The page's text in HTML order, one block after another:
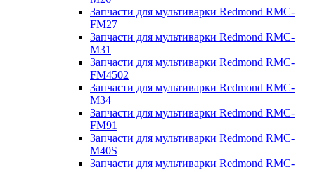
Запчасти для мультиварки Redmond RMC-
FM27
Запчасти для мультиварки Redmond RMC-
M31
Запчасти для мультиварки Redmond RMC-
FM4502
Запчасти для мультиварки Redmond RMC-
M34
Запчасти для мультиварки Redmond RMC-
FM91
Запчасти для мультиварки Redmond RMC-
M40S
Запчасти для мультиварки Redmond RMC-